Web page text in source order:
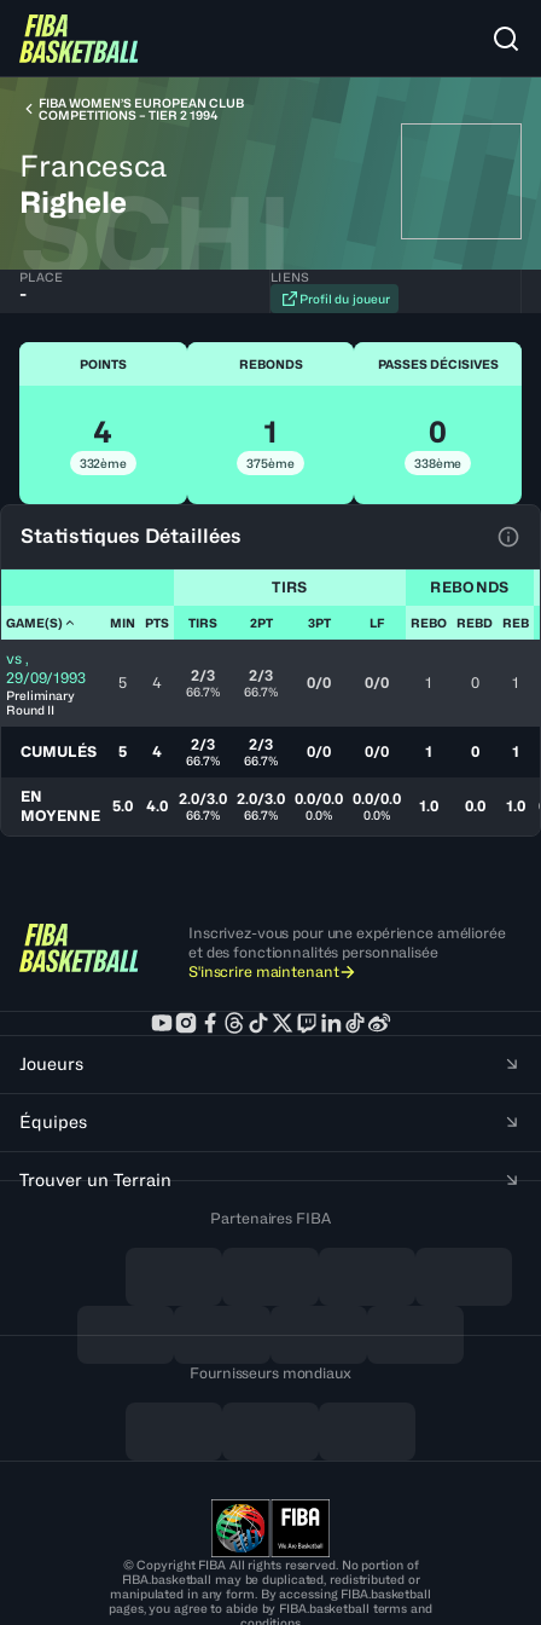
FIBA WOMEN’S EUROPEAN CLUB
COMPETITIONS – TIER 2 1994
Francesca
Righele
SCHI
PLACE
-
LIENS
Profil du joueur
POINTS
4
332ème
REBONDS
1
375ème
PASSES DÉCISIVES
0
338ème
Statistiques Détaillées
TIRS REBONDS
GAME(S) MIN PTS TIRS 2PT 3PT LF REBO REBD REB
vs ,
29/09/1993
Preliminary
Round II
5 4 2/3
66.7%
2/3
66.7% 0/0 0/0 1 0 1
CUMULÉS 5 4 2/3
66.7%
2/3
66.7% 0/0 0/0 1 0 1
EN
MOYENNE
5.0 4.0 2.0/3.0
66.7%
2.0/3.0
66.7%
0.0/0.0
0.0%
0.0/0.0
0.0% 1.0 0.0 1.0
Inscrivez-vous pour une expérience améliorée
et des fonctionnalités personnalisée
S'inscrire maintenant
Joueurs
Équipes
Trouver un Terrain
Partenaires FIBA
Fournisseurs mondiaux
© Copyright FIBA All rights reserved. No portion of
FIBA.basketball may be duplicated, redistributed or
manipulated in any form. By accessing FIBA.basketball
pages, you agree to abide by FIBA.basketball terms and